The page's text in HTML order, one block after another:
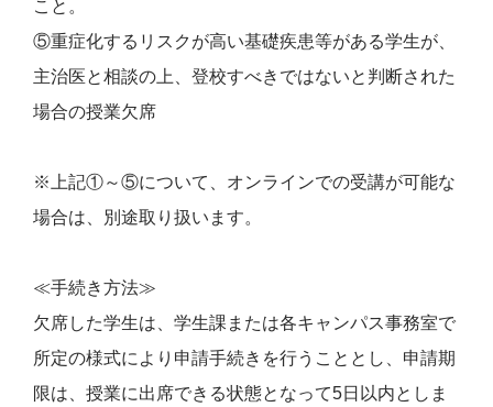
こと。
⑤重症化するリスクが高い基礎疾患等がある学生が、
主治医と相談の上、登校すべきではないと判断された
場合の授業欠席
※上記①～⑤について、オンラインでの受講が可能な
場合は、別途取り扱います。
≪手続き方法≫
欠席した学生は、学生課または各キャンパス事務室で
所定の様式により申請手続きを行うこととし、申請期
限は、授業に出席できる状態となって5日以内としま